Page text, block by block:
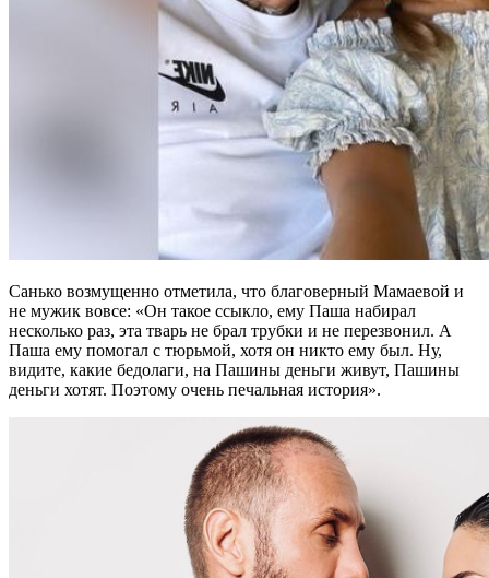
Санько возмущенно отметила, что благоверный Мамаевой и
не мужик вовсе: «Он такое ссыкло, ему Паша набирал
несколько раз, эта тварь не брал трубки и не перезвонил. А
Паша ему помогал с тюрьмой, хотя он никто ему был. Ну,
видите, какие бедолаги, на Пашины деньги живут, Пашины
деньги хотят. Поэтому очень печальная история».